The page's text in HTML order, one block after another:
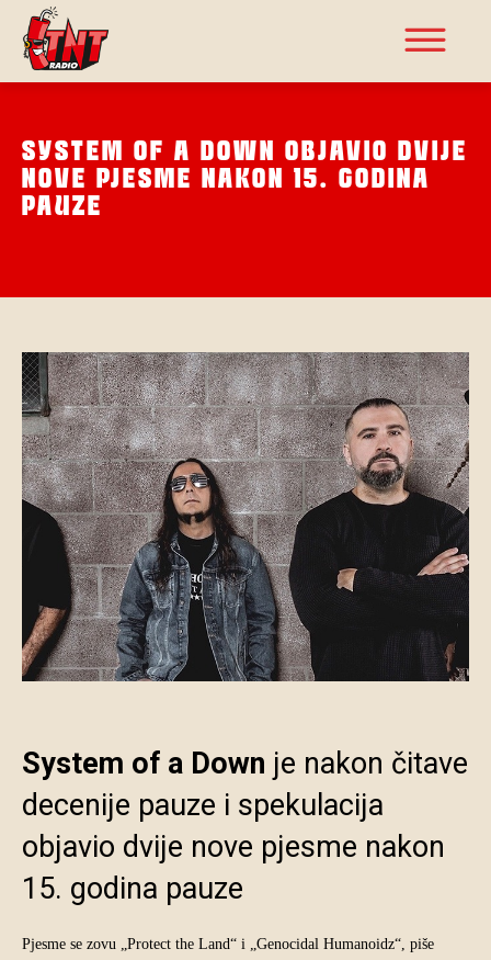
SYSTEM OF A DOWN OBJAVIO DVIJE
NOVE PJESME NAKON 15. GODINA
PAUZE
System of a Down je nakon čitave
decenije pauze i spekulacija
objavio dvije nove pjesme nakon
15. godina pauze
Pjesme se zovu „Protect the Land“ i „Genocidal Humanoidz“, piše